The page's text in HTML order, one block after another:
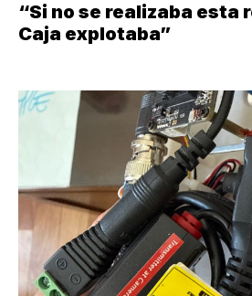
“Si no se realizaba esta
Caja explotaba”